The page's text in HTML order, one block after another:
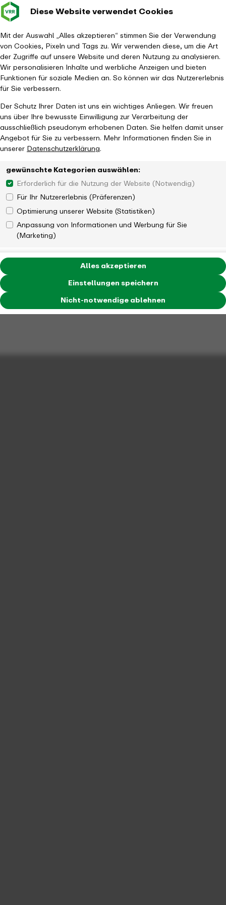
Diese Website verwendet Cookies
Mit der Auswahl „Alles akzeptieren“ stimmen Sie der Verwendung
von Cookies, Pixeln und Tags zu. Wir verwenden diese, um die Art
der Zugriffe auf unsere Website und deren Nutzung zu analysieren.
Wir personalisieren Inhalte und werbliche Anzeigen und bieten
Funktionen für soziale Medien an. So können wir das Nutzererlebnis
für Sie verbessern.
Der Schutz Ihrer Daten ist uns ein wichtiges Anliegen. Wir freuen
uns über Ihre bewusste Einwilligung zur Verarbeitung der
ausschließlich pseudonym erhobenen Daten. Sie helfen damit unser
Angebot für Sie zu verbessern. Mehr Informationen finden Sie in
unsererDatenschutzerklärung.
gewünschte Kategorien auswählen:
Erforderlich für die Nutzung der Website (Notwendig)
Für Ihr Nutzererlebnis (Präferenzen)
Optimierung unserer Website (Statistiken)
Anpassung von Informationen und Werbung für Sie
(Marketing)
Einstellungen speichern
Nicht-notwendige ablehnen
Alles akzeptieren
Verkehrsverbund Baustellen im
Leichte
Startseite Aktuelles
Newsroom
Barrierefreier Umbau von Bushaltestellen in Castrop-Rauxel, Herdecke
und Bochum